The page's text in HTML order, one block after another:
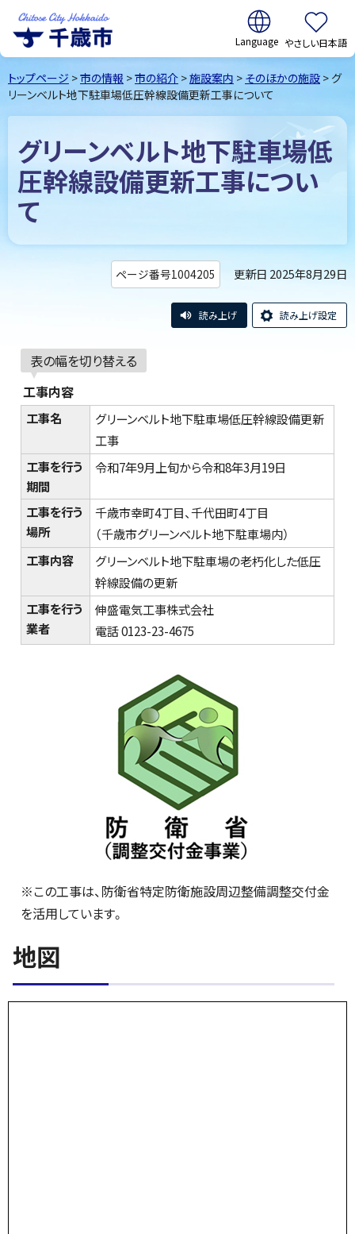
千歳市Chitose
City Hokkaido
翻訳:
やさしい日本語
トップページ >市の情報 >市の紹介 >施設案内 > そのほかの施設 > グ
リーンベルト地下駐車場低圧幹線設備更新工事について
グリーンベルト地下駐車場低
圧幹線設備更新工事につい
て
ページ番号1004205 更新日 2025年8月29日
読み上げ 読み上げ設定
表の幅を切り替える
工事内容
工事名
グリーンベルト地下駐車場低圧幹線設備更新
工事
工事を行う
期間
令和7年9月上旬から令和8年3月19日
工事を行う
場所
千歳市幸町4丁目、千代田町4丁目
（千歳市グリーンベルト地下駐車場内）
工事内容
グリーンベルト地下駐車場の老朽化した低圧
幹線設備の更新
工事を行う
業者
伸盛電気工事株式会社
電話 0123-23-4675
※この工事は、防衛省特定防衛施設周辺整備調整交付金
を活用しています。
地図